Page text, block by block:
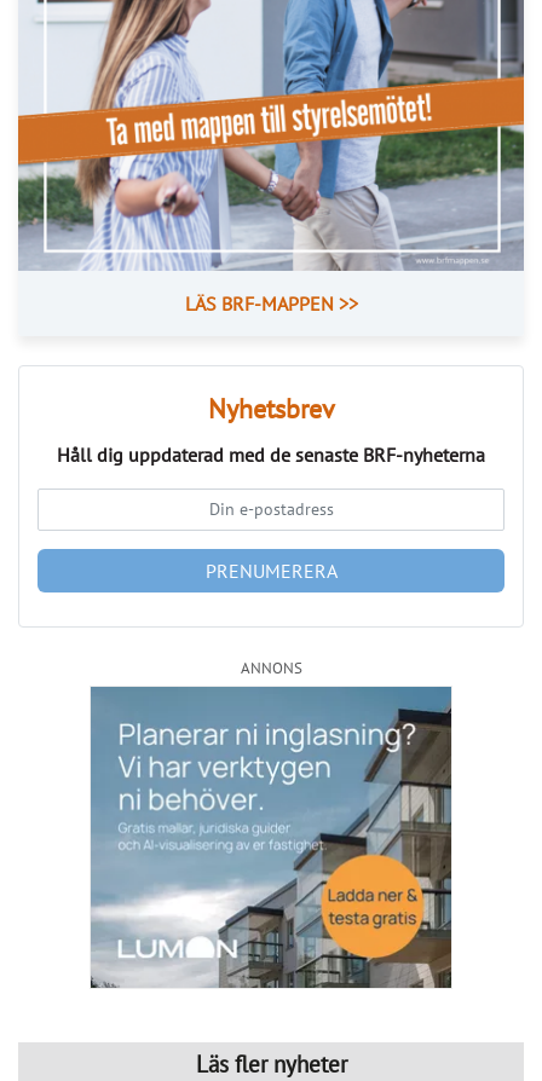
Nyhetsbrev
Håll dig uppdaterad med de senasteBRF-nyheterna
PRENUMERERA
ANNONS
Läs fler nyheter